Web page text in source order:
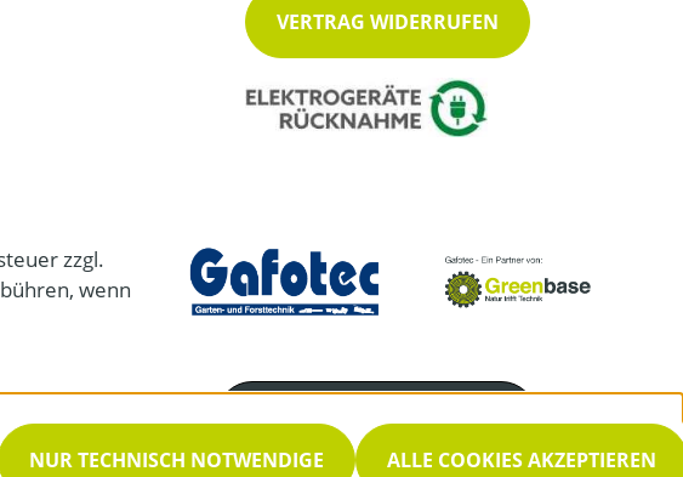
VERTRAG WIDERRUFEN
zzgl.
wenn
06569 960404
NUR TECHNISCH NOTWENDIGE ALLE COOKIES AKZEPTIEREN